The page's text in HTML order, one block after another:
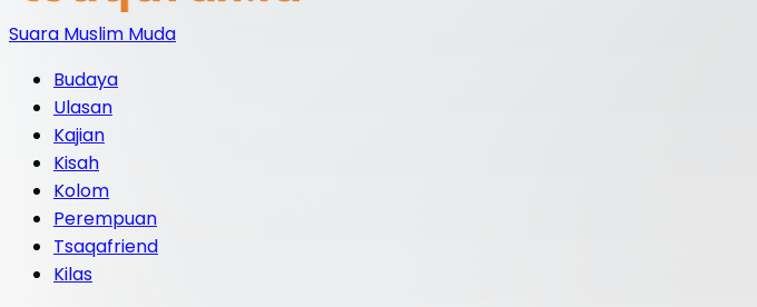
Suara Muslim Muda
Budaya
Ulasan
Kajian
Kisah
Kolom
Perempuan
Tsaqafriend
Kilas